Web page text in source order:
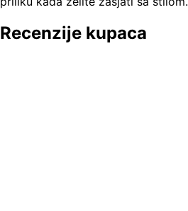
Recenzije kupaca